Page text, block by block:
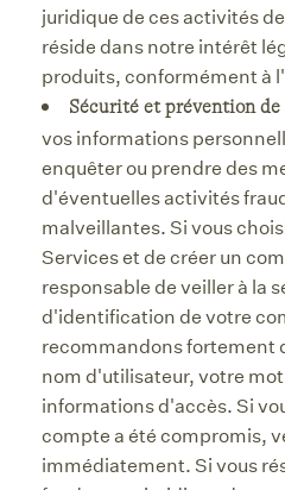
juridique de ces activités
réside dans notre intérêt
produits, conformément à
Sécurité et prévention
vos informations
enquêter ou prendre des
d'éventuelles activités
malveillantes. Si vous
Services et de créer un
responsable de veiller à la
d'identification de votre
recommandons fortement
nom d'utilisateur, votre
informations d'accès. Si
compte a été compromis,
immédiatement. Si vous